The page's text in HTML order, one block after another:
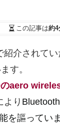
この記事は約4
介されて
す。
aero
より
を謳っていま